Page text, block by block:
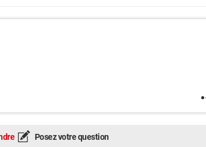
Posez votre question